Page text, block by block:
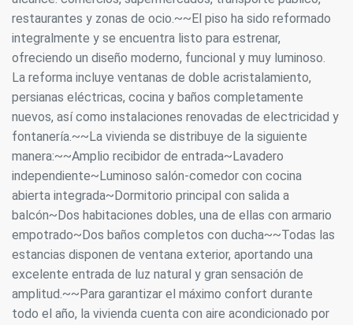
restaurantes y zonas de ocio.~~El piso ha sido reformado
integralmente y se encuentra listo para estrenar,
ofreciendo un diseño moderno, funcional y muy luminoso.
La reforma incluye ventanas de doble acristalamiento,
persianas eléctricas, cocina y baños completamente
nuevos, así como instalaciones renovadas de electricidad y
fontanería.~~La vivienda se distribuye de la siguiente
manera:~~Amplio recibidor de entrada~Lavadero
independiente~Luminoso salón-comedor con cocina
abierta integrada~Dormitorio principal con salida a
balcón~Dos habitaciones dobles, una de ellas con armario
empotrado~Dos baños completos con ducha~~Todas las
estancias disponen de ventana exterior, aportando una
excelente entrada de luz natural y gran sensación de
amplitud.~~Para garantizar el máximo confort durante
todo el año, la vivienda cuenta con aire acondicionado por